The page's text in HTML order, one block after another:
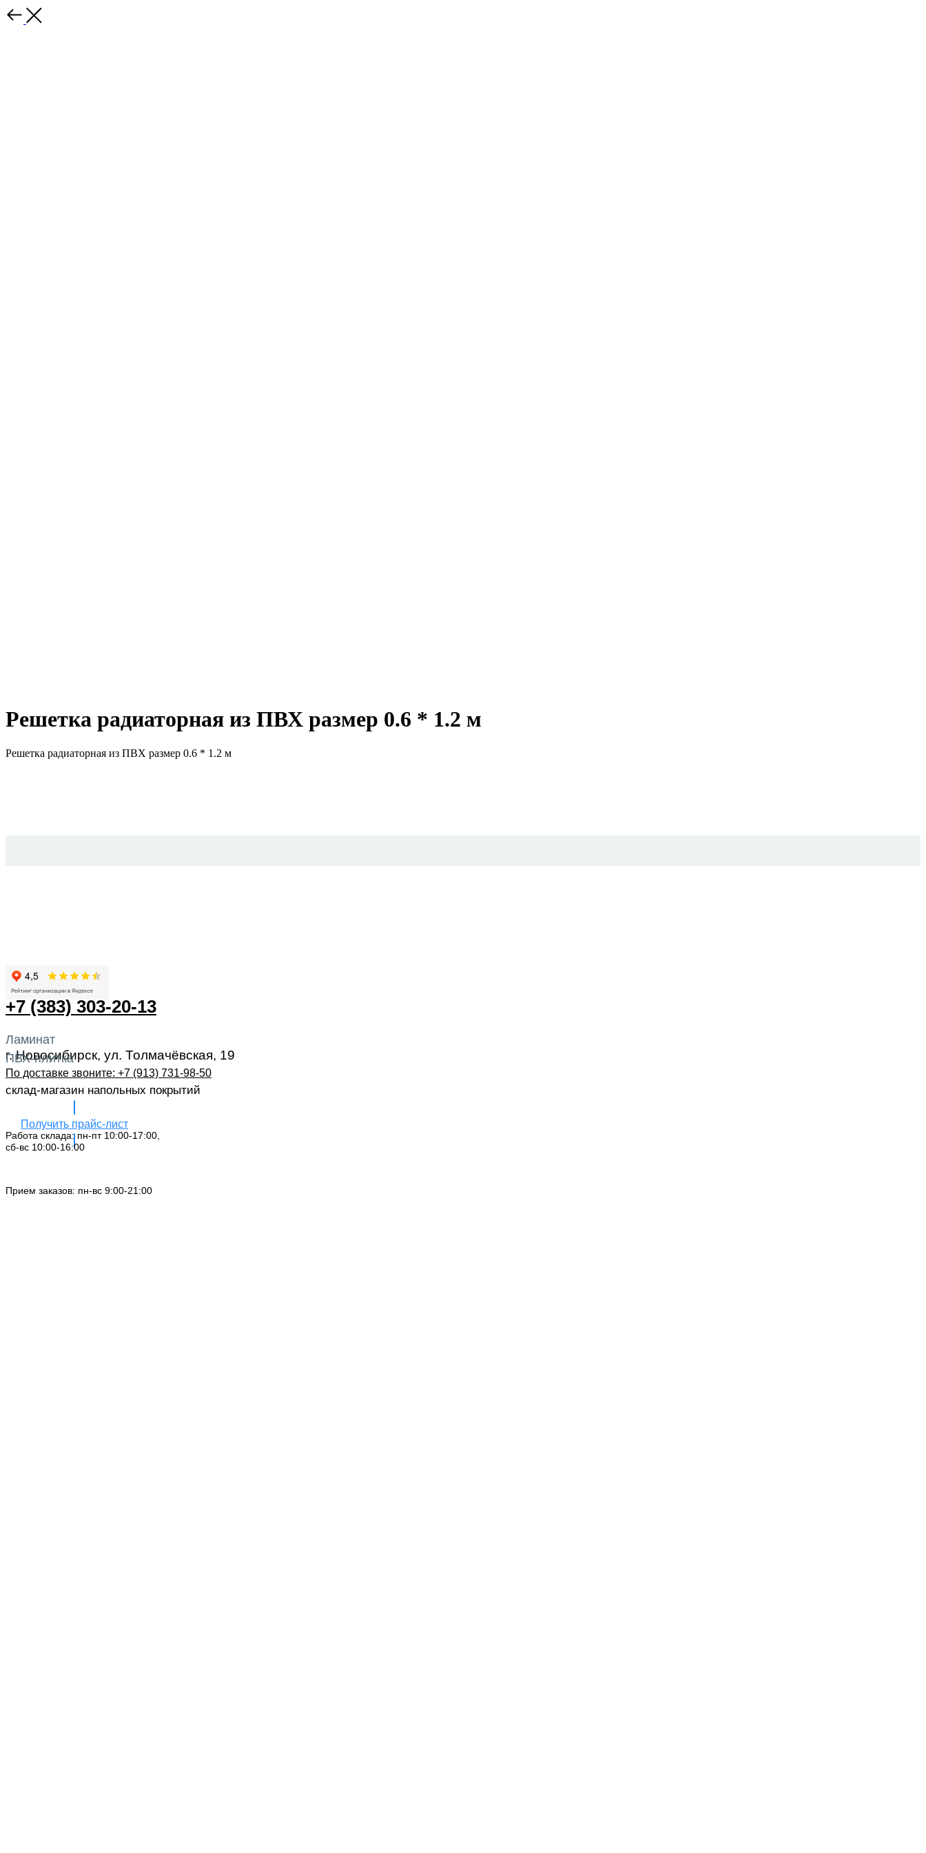
Решетка радиаторная из ПВХ размер 0.6 * 1.2 м
Решетка радиаторная из ПВХ размер 0.6 * 1.2 м
+7 (383) 303-20-13
г. Новосибирск, ул. Толмачёвская, 19
По доставке звоните: +7 (913) 731-98-50‬
склад-магазин напольных покрытий
Получить прайс-лист
Работа склада: пн-пт 10:00-17:00,
сб-вс 10:00-16:00
Прием заказов: пн-вс 9:00-21:00
Ламинат
ПВХ-плитка